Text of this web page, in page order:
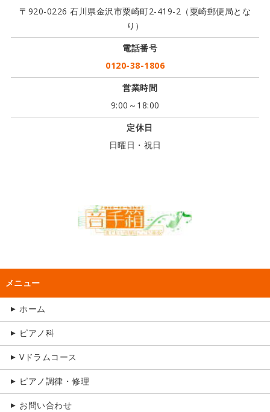
〒920-0226 石川県金沢市粟崎町2-419-2（粟崎郵便局とな
り）
電話番号
0120-38-1806
営業時間
9:00～18:00
定休日
日曜日・祝日
ホーム
ピアノ科
Vドラムコース
ピアノ調律・修理
お問い合わせ